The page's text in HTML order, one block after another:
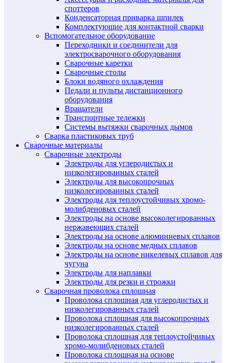
споттеров
Конденсаторная приварка шпилек
Комплектующие для контактной сварки
Вспомогательное оборудование
Переходники и соединители для
электросварочного оборудования
Сварочные каретки
Сварочные столы
Блоки водяного охлаждения
Педали и пульты дистанционного
оборудования
Вращатели
Транспортные тележки
Системы вытяжки сварочных дымов
Сварка пластиковых труб
Сварочные материалы
Сварочные электроды
Электроды для углеродистых и
низколегированных сталей
Электроды для высокопрочных
низколегированных сталей
Электроды для теплоустойчивых хромо-
молибденовых сталей
Электроды на основе высоколегированных
нержавеющих сталей
Электроды на основе алюминиевых сплавов
Электроды на основе медных сплавов
Электроды на основе никелевых сплавов для
чугуна
Электроды для наплавки
Электроды для резки и строжки
Сварочная проволока сплошная
Проволока сплошная для углеродистых и
низколегированных сталей
Проволока сплошная для высокопрочных
низколегированных сталей
Проволока сплошная для теплоустойчивых
хромо-молибденовых сталей
Проволока сплошная на основе